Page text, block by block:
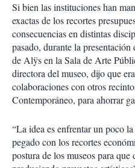
Si bien las instituciones han
exactas de los recortes
consecuencias en distintas
pasado, durante la
de Alÿs en la Sala de Arte
directora del museo, dijo que
colaboraciones con otros
Contemporáneo, para ahorrar
“La idea es enfrentar un poco
pegado con los recortes
postura de los museos para